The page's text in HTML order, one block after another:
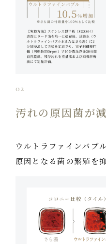
02
汚れの原因菌が
ウルトラファインバブ
原因となる菌の繁殖を